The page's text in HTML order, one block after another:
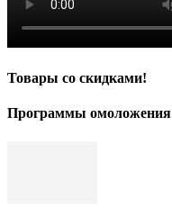
Товары со скидками!
Программы омоложения